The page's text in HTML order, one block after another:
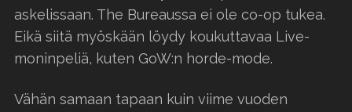
askelissaan. The Bureaussa ei ole co-op tukea.
Eikä siitä myöskään löydy koukuttavaa Live-
moninpeliä, kuten GoW:n horde-mode.
Vähän samaan tapaan kuin viime vuoden